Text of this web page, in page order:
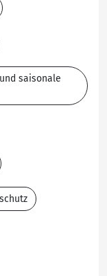
saisonale